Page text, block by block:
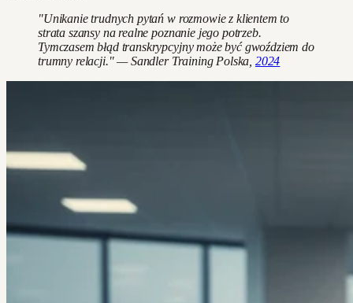
"Unikanie trudnych pytań w rozmowie z klientem to
strata szansy na realne poznanie jego potrzeb.
Tymczasem błąd transkrypcyjny może być gwoździem do
trumny relacji." — Sandler Training Polska, 2024